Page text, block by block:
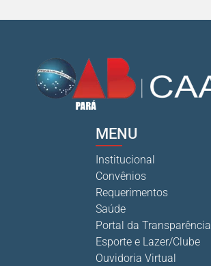
MENU
Institucional
Convênios
Requerimentos
Saúde
Portal da Transparência
Esporte e Lazer/Clube
Ouvidoria Virtual